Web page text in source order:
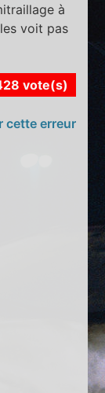
à
voit pas
vote(s)
cette erreur